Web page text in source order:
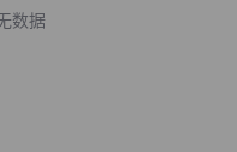
数据